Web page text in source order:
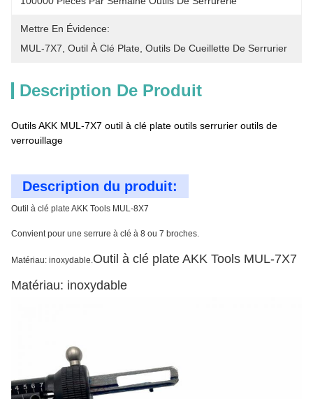
Mettre En Évidence:
MUL-7X7 Outil À Clé Plate Outils De Cueillette De Serrurier
Description De Produit
Outils AKK MUL-7X7 outil à clé plate outils serrurier outils de
verrouillage
Description du produit:
Outil à clé plate AKK Tools MUL-8X7
Convient pour une serrure à clé à 8 ou 7 broches.
Matériau: inoxydable.Outil à clé plate AKK Tools MUL-7X7
Matériau: inoxydable